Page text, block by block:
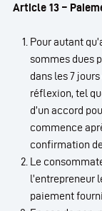
Article 13 –
Pour autant
sommes dues
dans les 7
réflexion, tel
d’un accord
commence
confirmation de
Le
l’entrepreneur
paiement